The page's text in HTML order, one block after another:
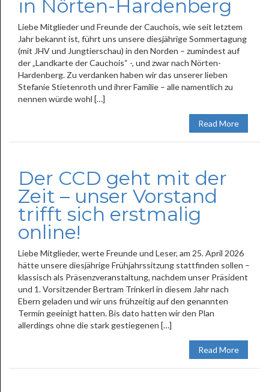
in Nörten-Hardenberg
Liebe Mitglieder und Freunde der Cauchois, wie seit letztem
Jahr bekannt ist, führt uns unsere diesjährige Sommertagung
(mit JHV und Jungtierschau) in den Norden – zumindest auf
der „Landkarte der Cauchois“ -, und zwar nach Nörten-
Hardenberg. Zu verdanken haben wir das unserer lieben
Stefanie Stietenroth und ihrer Familie – alle namentlich zu
nennen würde wohl […]
Read More
Der CCD geht mit der
Zeit – unser Vorstand
trifft sich erstmalig
online!
Liebe Mitglieder, werte Freunde und Leser, am 25. April 2026
hätte unsere diesjährige Frühjahrssitzung stattfinden sollen –
klassisch als Präsenzveranstaltung, nachdem unser Präsident
und 1. Vorsitzender Bertram Trinkerl in diesem Jahr nach
Ebern geladen und wir uns frühzeitig auf den genannten
Termin geeinigt hatten. Bis dato hatten wir den Plan
allerdings ohne die stark gestiegenen […]
Read More